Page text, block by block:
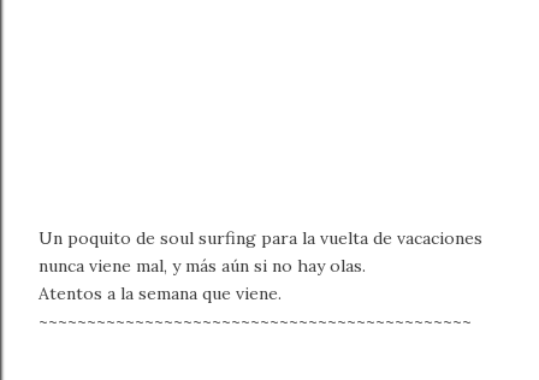
Un poquito de soul surfing para la vuelta de vacaciones
nunca viene mal, y más aún si no hay olas.
Atentos a la semana que viene.
~~~~~~~~~~~~~~~~~~~~~~~~~~~~~~~~~~~~~~~~~~~~~